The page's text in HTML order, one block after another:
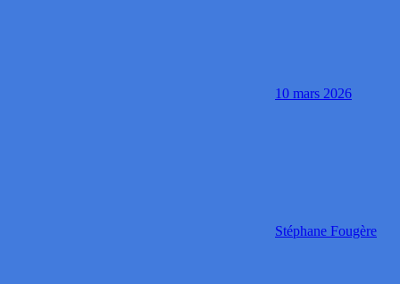
10 mars 2026
Stéphane Fougère